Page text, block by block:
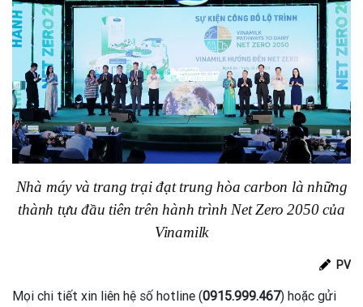
Nhà máy và trang trại đạt trung hòa carbon là những
thành tựu đầu tiên trên hành trình Net Zero 2050 của
Vinamilk
PV
Mọi chi tiết xin liên hệ số hotline (0915.999.467) hoặc gửi